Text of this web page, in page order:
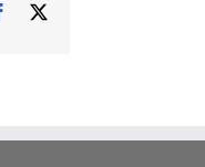
Facebook